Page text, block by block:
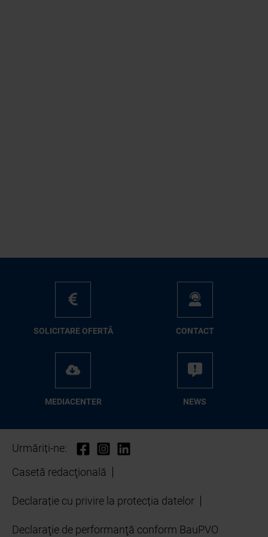
SO­LI­CI­TA­RE OFER­TĂ CON­TA­CT
ME­D­IA­CEN­TER NEWS
Urmăriți-ne:
Casetă redacţională
Declarație cu privire la protecția datelor
Declaraţie de performanţă conform BauPVO